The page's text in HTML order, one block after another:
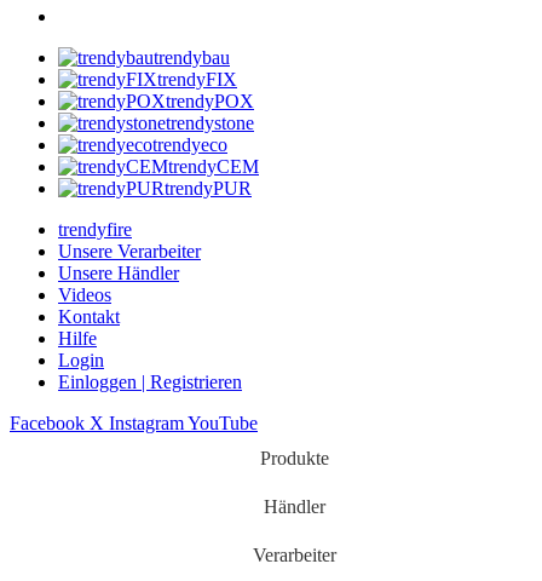
trendybau
trendyFIX
trendyPOX
trendystone
trendyeco
trendyCEM
trendyPUR
trendyfire
Unsere Verarbeiter
Unsere Händler
Videos
Kontakt
Hilfe
Login
Einloggen | Registrieren
Facebook X InstagramYouTube
Produkte
Händler
Verarbeiter